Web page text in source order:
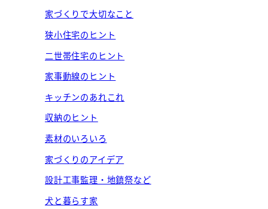
家づくりで大切なこと
狭小住宅のヒント
二世帯住宅のヒント
家事動線のヒント
キッチンのあれこれ
収納のヒント
素材のいろいろ
家づくりのアイデア
設計工事監理・地鎮祭など
犬と暮らす家